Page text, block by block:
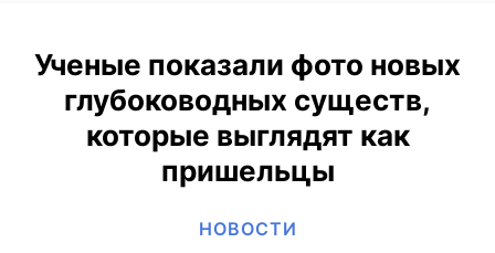
Ученые показали фото новых
глубоководных существ,
которые выглядят как
пришельцы
НОВОСТИ